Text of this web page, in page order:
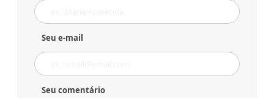
Seu e-mail
Seu comentário